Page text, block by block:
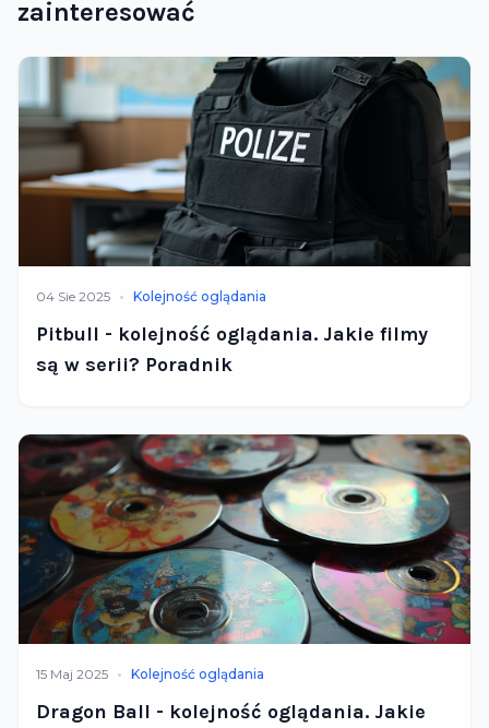
zainteresować
04 Sie 2025 • Kolejność oglądania
Pitbull - kolejność oglądania. Jakie filmy
są w serii? Poradnik
15 Maj 2025 • Kolejność oglądania
Dragon Ball - kolejność oglądania. Jakie